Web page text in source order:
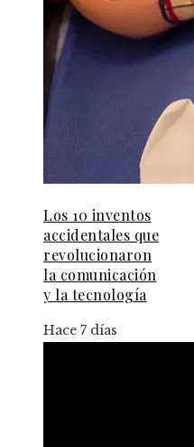
Los 10 inventos
accidentales que
revolucionaron
la comunicación
y la tecnología
Hace 7 días